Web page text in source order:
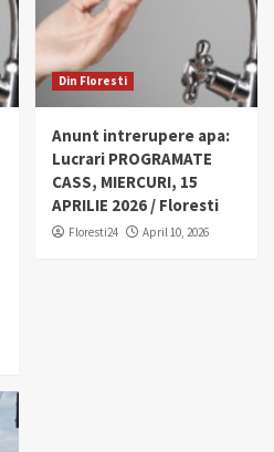
Din Floresti
Anunt intrerupere apa:
Lucrari PROGRAMATE
CASS, MIERCURI, 15
APRILIE 2026 / Floresti
Floresti24 April 10, 2026